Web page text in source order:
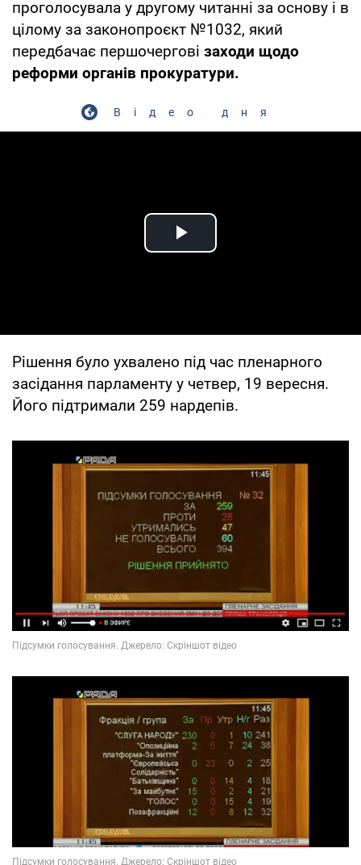
проголосувала у другому читанні за основу і в
цілому за законопроєкт №1032, який
передбачає першочергові заходи щодо
реформи органів прокуратури.
Відео дня
Play Video
Рішення було ухвалено під час пленарного
засідання парламенту у четвер, 19 вересня.
Його підтримали 259 нардепів.